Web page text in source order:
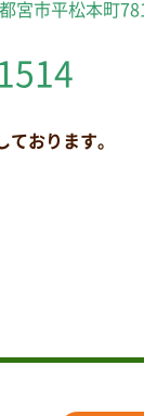
宮市平松本町
ております。